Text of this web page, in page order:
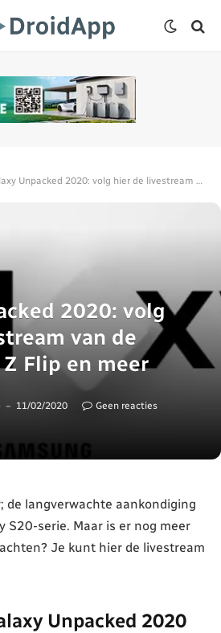
Unpacked 2020: volg hier de livestream van de Galaxy S20, Z Flip en meer
2020: volg
van de
Z Flip en meer
11/02/2020
Geen reacties
de langverwachte aankondiging
S20-serie. Maar is er nog meer
Je kunt hier de livestream
Unpacked 2020